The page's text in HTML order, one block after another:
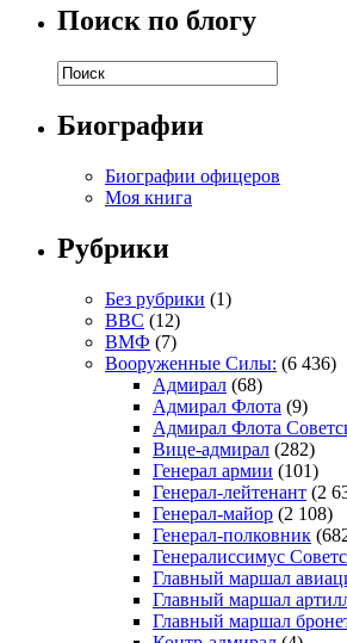
Поиск по блогу
Биографии
Биографии офицеров
Моя книга
Рубрики
Без рубрики (1)
ВВС (12)
ВМФ (7)
Вооруженные Силы: (6 436)
Адмирал (68)
Адмирал Флота (9)
Адмирал Флота
Вице-адмирал (282)
Генерал армии (101)
Генерал-лейтенант (2
Генерал-майор (2 108)
Генерал-полковник
Генералиссимус
Главный маршал
Главный маршал
Главный маршал